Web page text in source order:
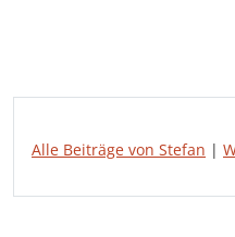
Alle Beiträge von Stefan |